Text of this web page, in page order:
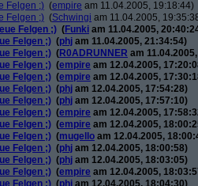
Felgen ;) (empire am 11.04.2005, 19:18:44)
Felgen ;) (Schwingi am 11.04.2005,
Felgen ;) (Funki am 11.04.2005,
Felgen ;) (phj am 11.04.2005, 21:34:54)
Felgen ;) (R0ADRUNNER am
Felgen ;) (empire am 12.04.2005,
Felgen ;) (empire am 12.04.2005,
Felgen ;) (phj am 12.04.2005, 17:54:28)
Felgen ;) (phj am 12.04.2005, 17:57:10)
Felgen ;) (empire am 12.04.2005,
Felgen ;) (empire am 12.04.2005,
Felgen ;) (mugello am 12.04.2005,
Felgen ;) (phj am 12.04.2005, 18:00:58)
Felgen ;) (phj am 12.04.2005, 18:03:05)
Felgen ;) (empire am 12.04.2005,
Felgen ;) (phj am 12.04.2005, 18:04:30)